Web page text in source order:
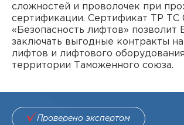
сложностей и проволочек при
сертификации. Сертификат ТР ТС
«Безопасность лифтов» позволит
заключать выгодные контракты
лифтов и лифтового
территории Таможенного союза.
Проверено экспертом